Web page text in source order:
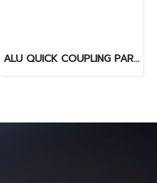
ALU QUICK COUPLING PART "DC" SIZE : 3"